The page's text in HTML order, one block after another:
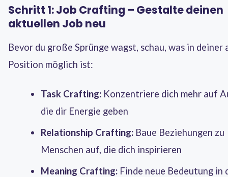
Schritt 1: Job Crafting – Gestalte deinen
aktuellen Job neu
Bevor du große Sprünge wagst, schau, was in deiner
Position möglich ist:
Task Crafting: Konzentriere dich mehr auf
die dir Energie geben
Relationship Crafting: Baue Beziehungen zu
Menschen auf, die dich inspirieren
Meaning Crafting: Finde neue Bedeutung in